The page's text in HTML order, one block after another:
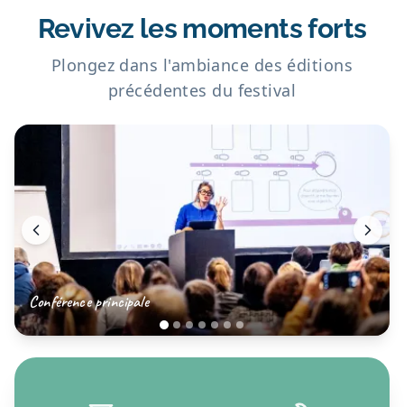
Revivez les moments forts
Plongez dans l'ambiance des éditions
précédentes du festival
Conférence principale